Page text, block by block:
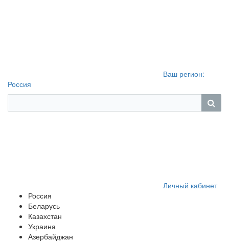
Ваш регион:
Россия
Личный кабинет
Россия
Беларусь
Казахстан
Украина
Азербайджан